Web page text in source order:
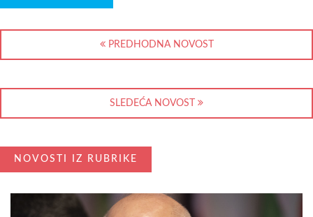
PREDHODNA NOVOST
SLEDEĆA NOVOST
NOVOSTI IZ RUBRIKE